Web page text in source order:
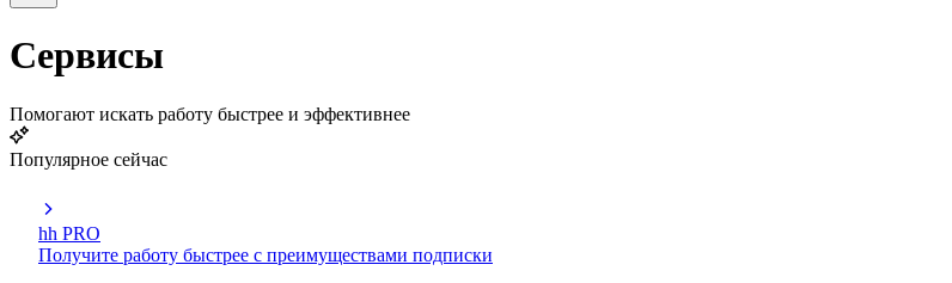
Сервисы
Помогают искать работу быстрее и эффективнее
Популярное сейчас
hh PRO
Получите работу быстрее с преимуществами подписки